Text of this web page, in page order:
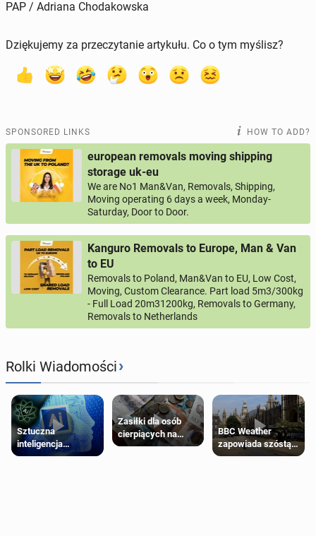
PAP / Adriana Chodakowska
Dziękujemy za przeczytanie artykułu. Co o tym myślisz?
SPONSORED LINKS HOW TO ADD?
european removals moving shipping
storage uk-eu
We are No1 Man&Van, Removals, Shipping,
Moving operating 6 days a week, Monday-
Saturday, Door to Door.
Kanguro Removals to Europe, Man & Van
to EU
Removals to Poland, Man&Van to EU, Low Cost,
Moving, Custom Clearance. Part load 5m3/300kg
- Full Load 20m31200kg, Removals to Germany,
Removals to Netherlands
Rolki Wiadomości›
Sztuczna
inteligencja
próbowała oszukać
Zasiłki dla osób
cierpiących na
schorzenia
BBC Weather
zapowiada szóstą
falę upałów w